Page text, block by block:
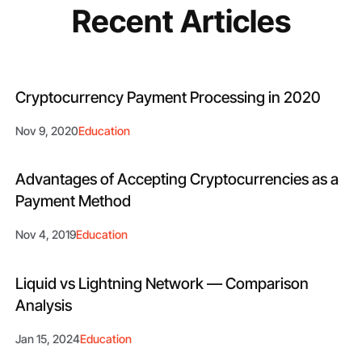
Recent Articles
Cryptocurrency Payment Processing in 2020
Nov 9, 2020Education
Advantages of Accepting Cryptocurrencies as a
Payment Method
Nov 4, 2019Education
Liquid vs Lightning Network — Comparison
Analysis
Jan 15, 2024Education